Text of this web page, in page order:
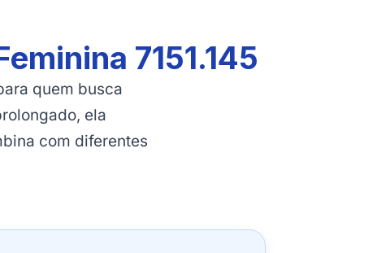
7151.145
quem busca
ela
com diferentes